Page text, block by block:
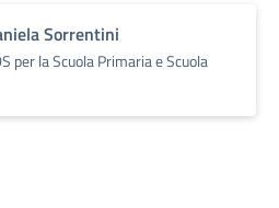
Sorrentini
per la Scuola Primaria e Scuola